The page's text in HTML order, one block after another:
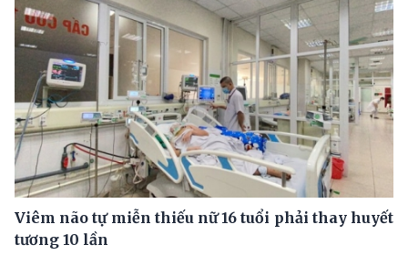
Viêm não tự miễn thiếu nữ 16 tuổi phải thay huyết
tương 10 lần